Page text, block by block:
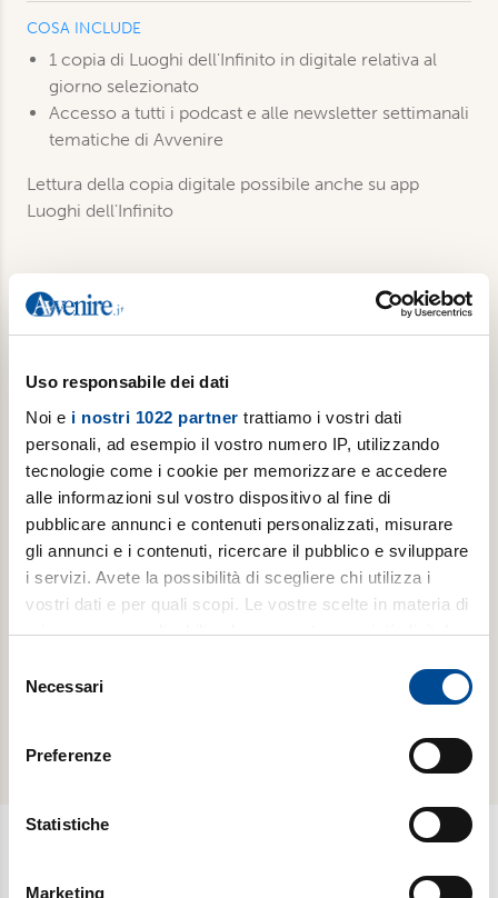
Uso responsabile dei dati
Noi e i nostri 1022 partner trattiamo i vostri dati
personali, ad esempio il vostro numero IP, utilizzando
tecnologie come i cookie per memorizzare e accedere
alle informazioni sul vostro dispositivo al fine di
pubblicare annunci e contenuti personalizzati, misurare
gli annunci e i contenuti, ricercare il pubblico e sviluppare
i servizi. Avete la possibilità di scegliere chi utilizza i
vostri dati e per quali scopi. Le vostre scelte in materia di
privacy sono applicabili solo su questa proprietà digitale
modificare o revocare il proprio consenso in qualsiasi
momento dalla Dichiarazione sui cookie o facendo clic
raccogliere informazioni sulla tua posizione
geografica, con un'approssimazione di qualche
delNecessari
Preferenze
Statistiche
Marketing
COSA INCLUDE
1 copia di Luoghi dell'Infinito in digitale relativa al
giorno selezionato
Accesso a tutti i podcast e alle newsletter settimanali
tematiche di Avvenire
Lettura della copia digitale possibile anche su app
Luoghi dell'Infinito
Prodotti correlati
ABBONAMENTI -
LUOGHI
DELL'INFINITO
Abbonamento
annuale
cartaceo
più
ABBONAMENTI -
LUOGHI
DELL'INFINITO
Abbonamento
annuale
digitale
Newsletter